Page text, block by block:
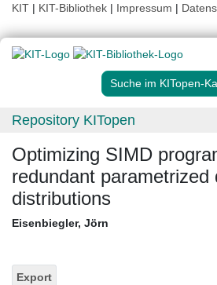
KIT | KIT-Bibliothek | Impressum |
Suche im KITopen-
Repository KITopen
Optimizing SIMD
redundant parametrized
distributions
Eisenbiegler, Jörn
Export